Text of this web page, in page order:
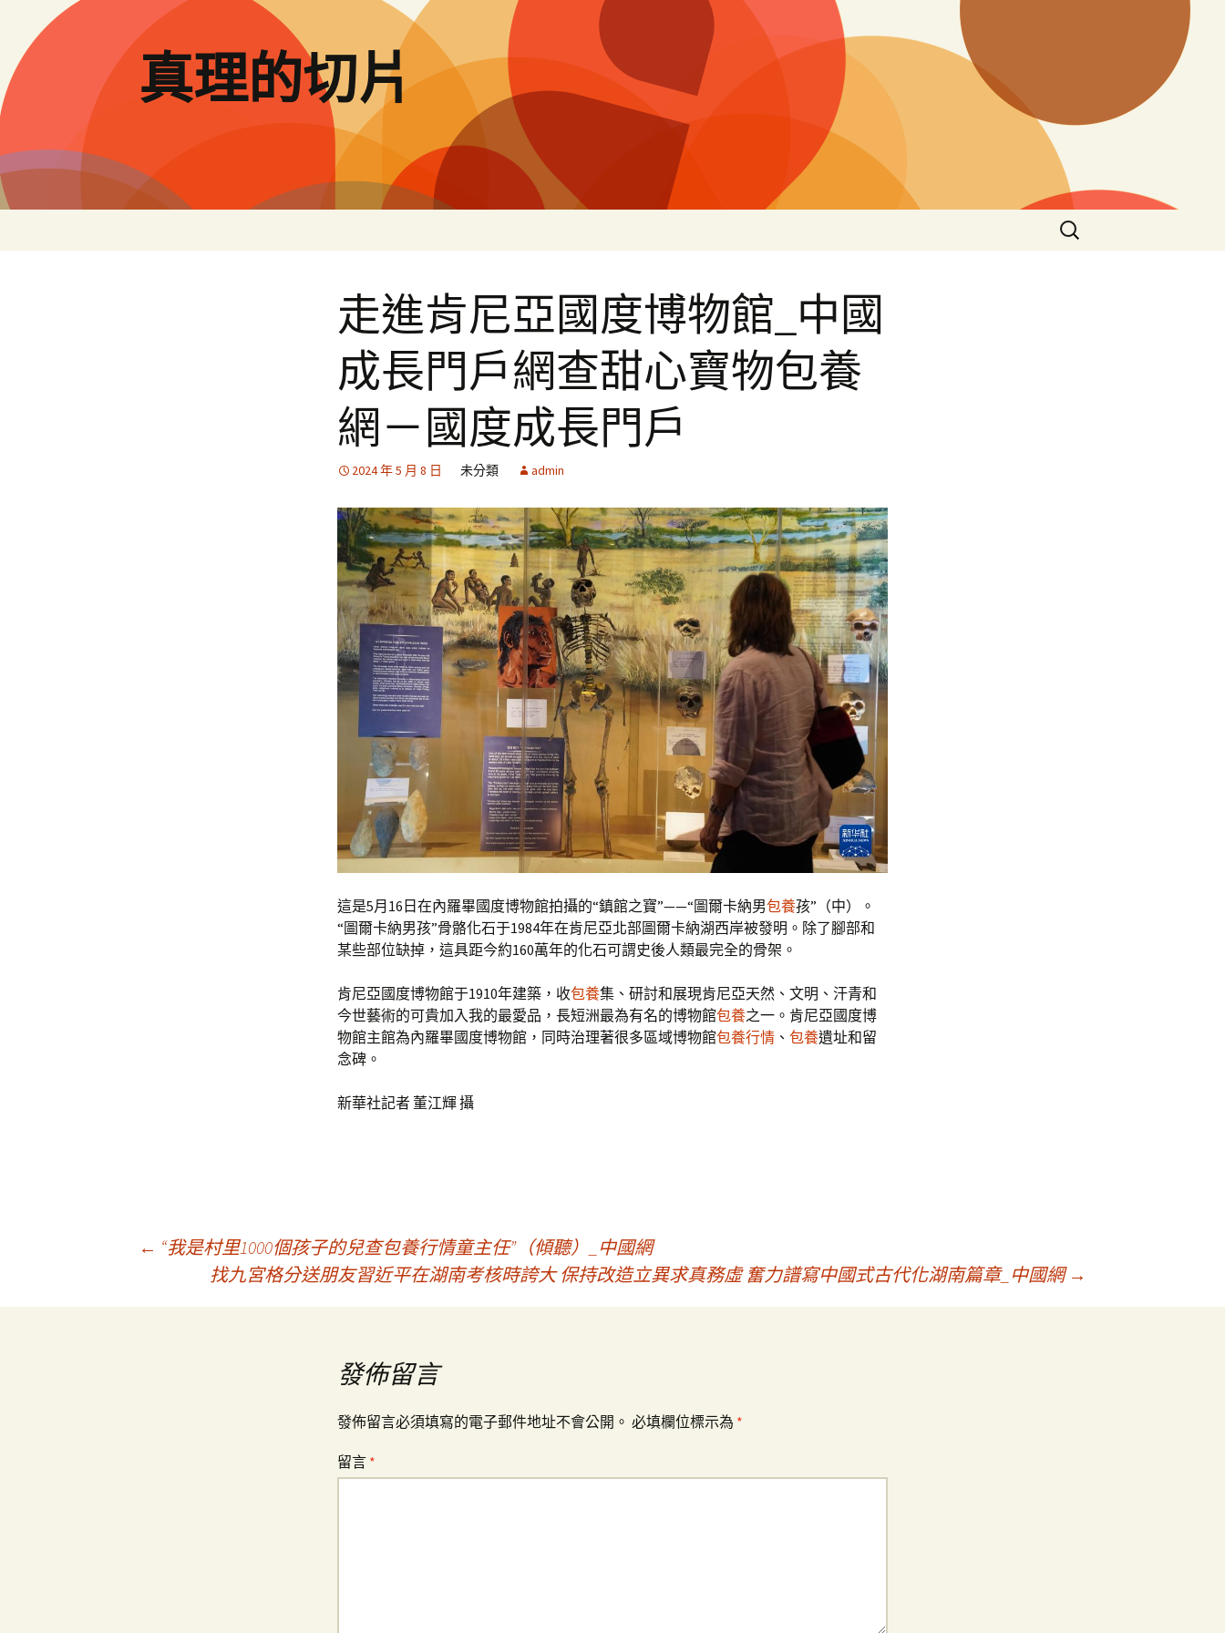
要
內
容
真理的切片
搜
尋
走進肯尼亞國度博物館_中國
成長門戶網查甜心寶物包養
網－國度成長門戶
2024 年 5 月 8 日 未分類 admin
這是5月16日在內羅畢國度博物館拍攝的“鎮館之寶”——“圖爾卡納男包養孩”（中）。
“圖爾卡納男孩”骨骼化石于1984年在肯尼亞北部圖爾卡納湖西岸被發明。除了腳部和
某些部位缺掉，這具距今約160萬年的化石可謂史後人類最完全的骨架。
肯尼亞國度博物館于1910年建築，收包養集、研討和展現肯尼亞天然、文明、汗青和
今世藝術的可貴加入我的最愛品，長短洲最為有名的博物館包養之一。肯尼亞國度博
物館主館為內羅畢國度博物館，同時治理著很多區域博物館包養行情 、 包養遺址和留
念碑。
新華社記者 董江輝 攝
章
← “我是村里1000個孩子的兒查包養行情童主任”（傾聽）_中國網
找九宮格分送朋友習近平在湖南考核時誇大 保持改造立異求真務虛 奮力譜寫中國式古代化湖南篇章_中國網 →
發佈留言
發佈留言必須填寫的電子郵件地址不會公開。 必填欄位標示為 *
留言 *